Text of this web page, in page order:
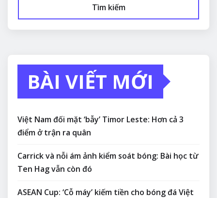
Tìm kiếm
BÀI VIẾT MỚI
Việt Nam đối mặt ‘bẫy’ Timor Leste: Hơn cả 3
điểm ở trận ra quân
Carrick và nỗi ám ảnh kiểm soát bóng: Bài học từ
Ten Hag vẫn còn đó
ASEAN Cup: ‘Cỗ máy’ kiếm tiền cho bóng đá Việt